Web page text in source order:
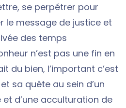
se perpétrer pour
le message de justice et
des temps
n’est pas une fin en
du bien, l’important c’est
sa quête au sein d’un
d’une acculturation de